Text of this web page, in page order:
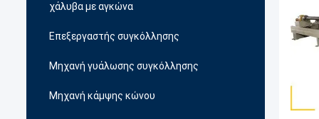
χάλυβα με αγκώνα
Επεξεργαστής συγκόλλησης
Μηχανή γυάλωσης συγκόλλησης
Μηχανή κάμψης κώνου